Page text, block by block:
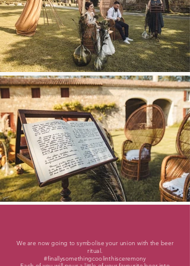
We are now going to symbolise your union with the beer
ritual.
#finallysomethingcoolinthisceremony